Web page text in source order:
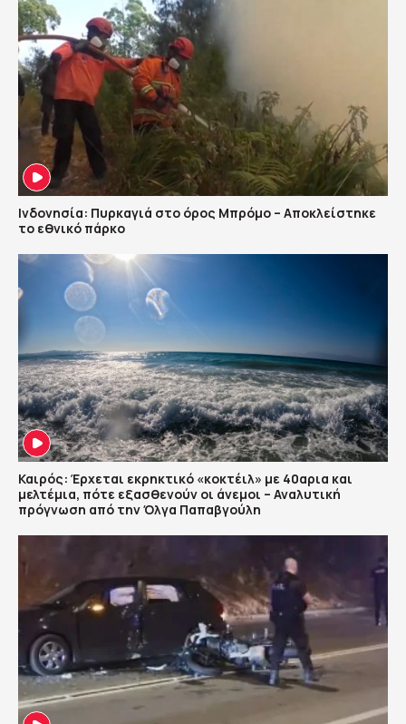
Ινδονησία: Πυρκαγιά στο όρος Μπρόμο – Αποκλείστηκε
το εθνικό πάρκο
Καιρός: Έρχεται εκρηκτικό «κοκτέιλ» με 40αρια και
μελτέμια, πότε εξασθενούν οι άνεμοι – Αναλυτική
πρόγνωση από την Όλγα Παπαβγούλη